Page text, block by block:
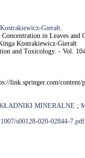
Kostrakiewicz-Gierałt.
in Leaves and
Kostrakiewicz-Gierałt
and Toxicology. - Vol.
link.springer.com/
MINERALNE ;
s00128-020-02844-7.pdf